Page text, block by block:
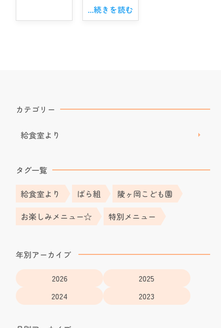
...続きを読む
カテゴリー
給食室より
タグ一覧
給食室より
ばら組
陵ヶ岡こども園
お楽しみメニュー☆
特別メニュー
年別アーカイブ
2026
2025
2024
2023